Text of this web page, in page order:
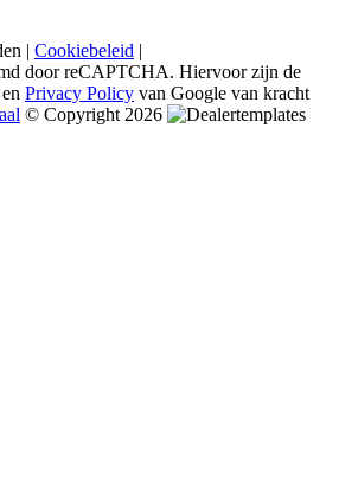
| Cookiebeleid |
door reCAPTCHA. Hiervoor zijn de
en Privacy Policy van Google van kracht
© Copyright 2026